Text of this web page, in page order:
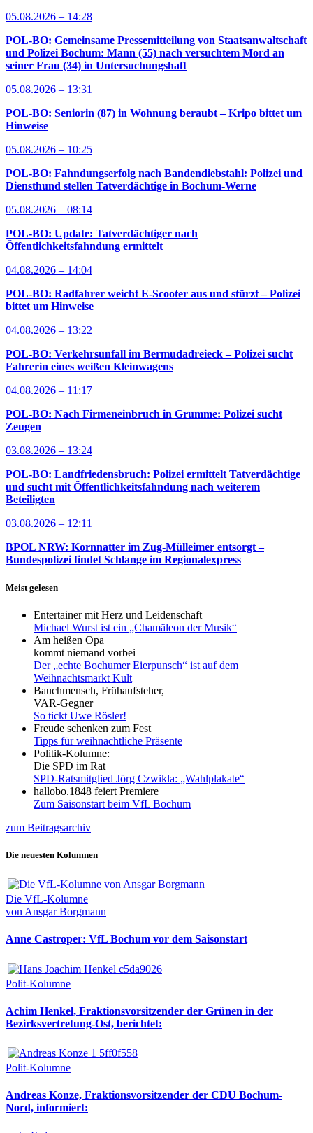
05.08.2026 – 14:28
POL-BO: Gemeinsame Pressemitteilung von Staatsanwaltschaft
und Polizei Bochum: Mann (55) nach versuchtem Mord an
seiner Frau (34) in Untersuchungshaft
05.08.2026 – 13:31
POL-BO: Seniorin (87) in Wohnung beraubt – Kripo bittet um
Hinweise
05.08.2026 – 10:25
POL-BO: Fahndungserfolg nach Bandendiebstahl: Polizei und
Diensthund stellen Tatverdächtige in Bochum-Werne
05.08.2026 – 08:14
POL-BO: Update: Tatverdächtiger nach
Öffentlichkeitsfahndung ermittelt
04.08.2026 – 14:04
POL-BO: Radfahrer weicht E-Scooter aus und stürzt – Polizei
bittet um Hinweise
04.08.2026 – 13:22
POL-BO: Verkehrsunfall im Bermudadreieck – Polizei sucht
Fahrerin eines weißen Kleinwagens
04.08.2026 – 11:17
POL-BO: Nach Firmeneinbruch in Grumme: Polizei sucht
Zeugen
03.08.2026 – 13:24
POL-BO: Landfriedensbruch: Polizei ermittelt Tatverdächtige
und sucht mit Öffentlichkeitsfahndung nach weiterem
Beteiligten
03.08.2026 – 12:11
BPOL NRW: Kornnatter im Zug-Mülleimer entsorgt –
Bundespolizei findet Schlange im Regionalexpress
Meist gelesen
Entertainer mit Herz und Leidenschaft
Michael Wurst ist ein „Chamäleon der Musik“
Am heißen Opa
kommt niemand vorbei
Der „echte Bochumer Eierpunsch“ ist auf dem
Weihnachtsmarkt Kult
Bauchmensch, Frühaufsteher,
VAR-Gegner
So tickt Uwe Rösler!
Freude schenken zum Fest
Tipps für weihnachtliche Präsente
Politik-Kolumne:
Die SPD im Rat
SPD-Ratsmitglied Jörg Czwikla: „Wahlplakate“
hallobo.1848 feiert Premiere
Zum Saisonstart beim VfL Bochum
zum Beitragsarchiv
Die neuesten Kolumnen
Die VfL-Kolumne
von Ansgar Borgmann
Anne Castroper: VfL Bochum vor dem Saisonstart
Polit-Kolumne
Achim Henkel, Fraktionsvorsitzender der Grünen in der
Bezirksvertretung-Ost, berichtet:
Polit-Kolumne
Andreas Konze, Fraktionsvorsitzender der CDU Bochum-
Nord, informiert: